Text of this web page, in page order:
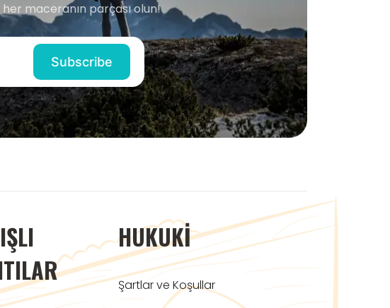
maceranın parçası olun!
HUKUKI
Şartlar ve Koşullar